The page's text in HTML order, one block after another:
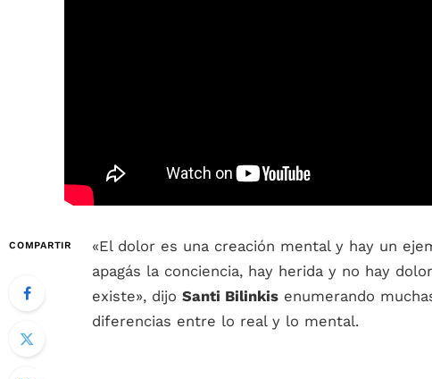
COMPARTIR
«El dolor es una creación mental y hay un
apagás la conciencia, hay herida y no hay
existe», dijo Santi Bilinkis enumerando
diferencias entre lo real y lo mental.